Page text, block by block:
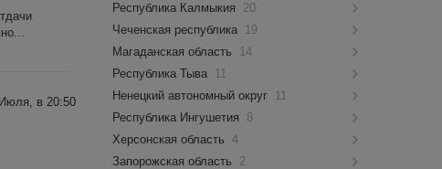
в 20:50
Республика Калмыкия
20
Чеченская республика 19
Магаданская область
14
Республика Тыва 11
Ненецкий автономный округ 11
Республика Ингушетия
8
Херсонская область
4
Запорожская область
2